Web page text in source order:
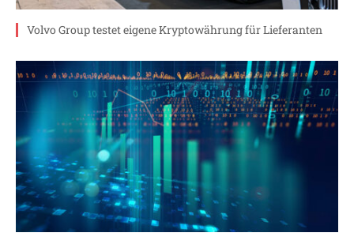
Volvo Group testet eigene Kryptowährung für Lieferanten